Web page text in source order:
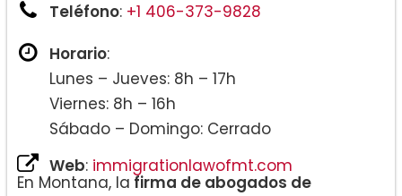
Teléfono: +1 406-373-9828
Horario:
Lunes – Jueves: 8h – 17h
Viernes: 8h – 16h
Sábado – Domingo: Cerrado
Web: immigrationlawofmt.com
En Montana, la firma de abogados de